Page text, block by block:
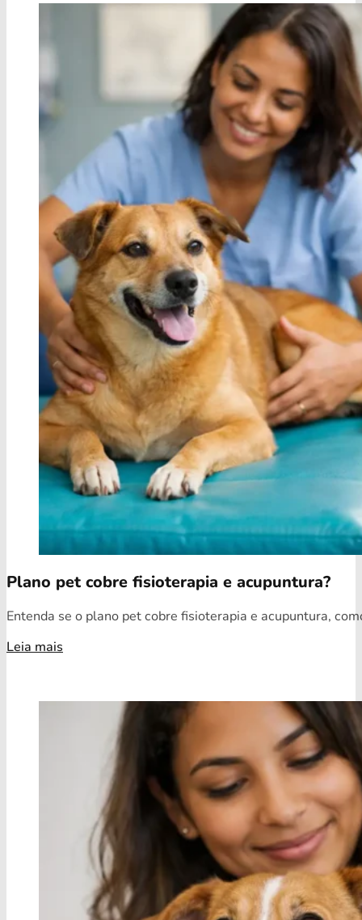
Plano pet cobre fisioterapia e acupuntura?
Entenda se o plano pet cobre fisioterapia e acupuntura,
Leia mais